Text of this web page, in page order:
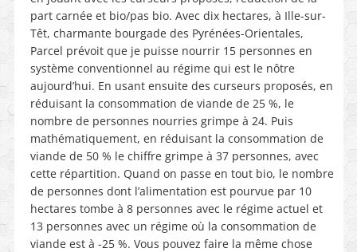
part carnée et bio/pas bio. Avec dix hectares, à Ille-sur-
Têt, charmante bourgade des Pyrénées-Orientales,
Parcel prévoit que je puisse nourrir 15 personnes en
système conventionnel au régime qui est le nôtre
aujourd’hui. En usant ensuite des curseurs proposés, en
réduisant la consommation de viande de 25 %, le
nombre de personnes nourries grimpe à 24. Puis
mathématiquement, en réduisant la consommation de
viande de 50 % le chiffre grimpe à 37 personnes, avec
cette répartition. Quand on passe en tout bio, le nombre
de personnes dont l’alimentation est pourvue par 10
hectares tombe à 8 personnes avec le régime actuel et
13 personnes avec un régime où la consommation de
viande est à -25 %. Vous pouvez faire la même chose